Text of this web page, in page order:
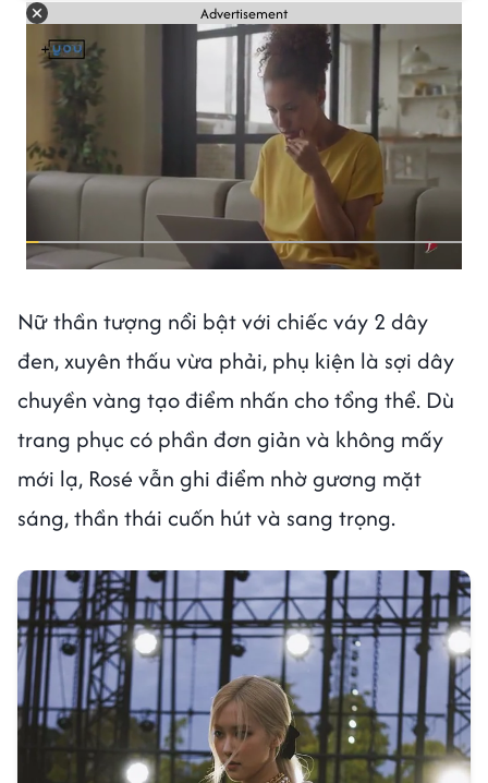
Advertisement
Nữ thần tượng nổi bật với chiếc váy 2 dây
đen, xuyên thấu vừa phải, phụ kiện là sợi dây
chuyền vàng tạo điểm nhấn cho tổng thể. Dù
trang phục có phần đơn giản và không mấy
mới lạ, Rosé vẫn ghi điểm nhờ gương mặt
sáng, thần thái cuốn hút và sang trọng.